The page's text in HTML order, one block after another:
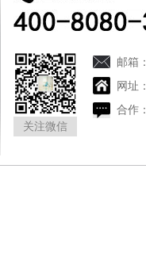
关注微信
邮箱：
网址：
合作：